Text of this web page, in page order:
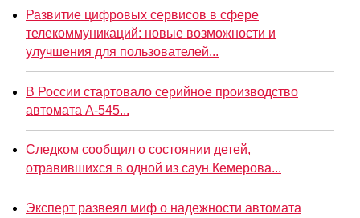
Развитие цифровых сервисов в сфере
телекоммуникаций: новые возможности и
улучшения для пользователей...
В России стартовало серийное производство
автомата А-545...
Следком сообщил о состоянии детей,
отравившихся в одной из саун Кемерова...
Эксперт развеял миф о надежности автомата